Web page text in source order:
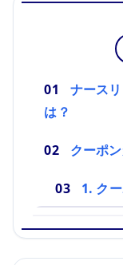
ナース
は？
クーポ
1. ク